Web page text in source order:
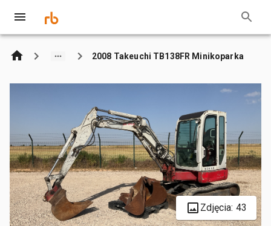
2008 Takeuchi TB138FR Minikoparka
Zdjęcia: 43